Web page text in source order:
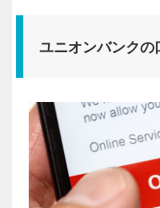
ユニオンバンクの